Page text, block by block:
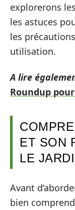
explorerons
les astuces
les
utilisation.
A lire
Roundup
ET SON
LE
Avant
bien